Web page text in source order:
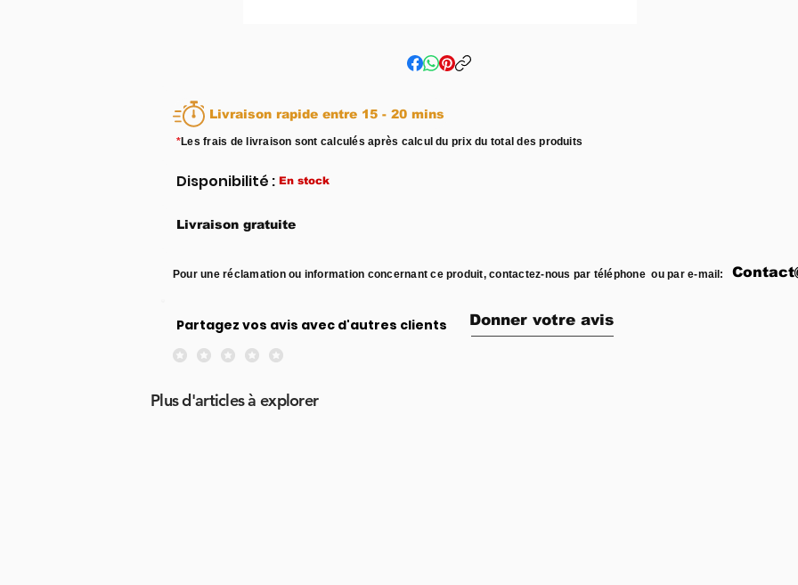
Livraison rapide entre 15 - 20 mins
*Les frais de livraison sont calculés après calcul du prix du total des produits
Disponibilité : En stock
Livraison gratuite
Pour une réclamation ou information concernant ce produit, contactez-nous par téléphone ou par e-mail:
Partagez vos avis avec d'autres clients Donner votre avis
Aucune note pour le moment
Plus d'articles à explorer